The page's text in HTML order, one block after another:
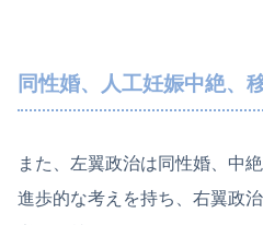
同性婚、人工妊娠中絶、
また、左翼政治は同性婚、中
進歩的な考えを持ち、右翼政